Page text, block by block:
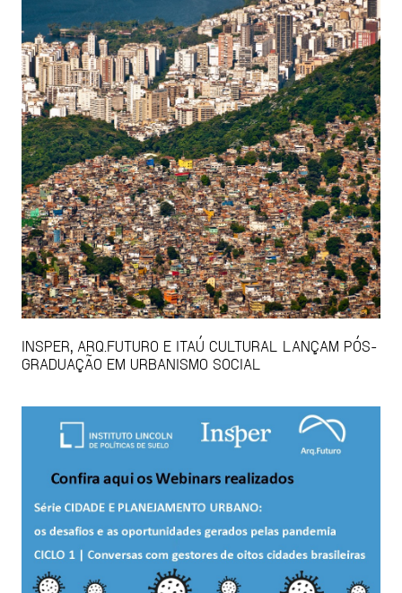
INSPER, ARQ.FUTURO E ITAÚ CULTURAL LANÇAM PÓS-
GRADUAÇÃO EM URBANISMO SOCIAL